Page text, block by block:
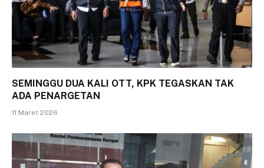
SEMINGGU DUA KALI OTT, KPK TEGASKAN TAK
ADA PENARGETAN
11 Maret 2026